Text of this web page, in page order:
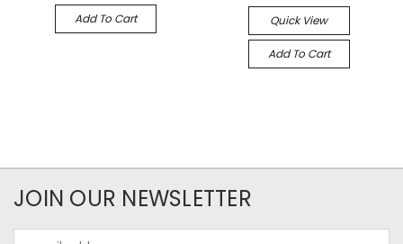
Add To Cart
Quick View
Add To Cart
JOIN OUR NEWSLETTER